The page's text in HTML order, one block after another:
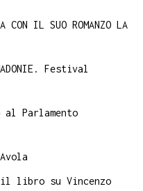
IL SUO ROMANZO LA
Festival
Parlamento
il libro su Vincenzo